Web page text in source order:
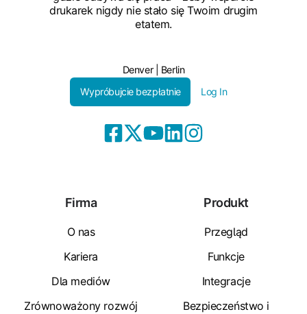
drukarek nigdy nie stało się Twoim drugim
etatem.
Denver | Berlin
Wypróbujcie bezpłatnie
Log In
Firma
O nas
Kariera
Dla mediów
Zrównoważony rozwój
Produkt
Przegląd
Funkcje
Integracje
Bezpieczeństwo i